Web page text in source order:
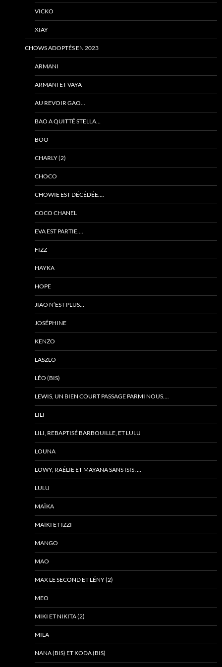
VICKO
XIAY
CHOWS ADOPTÉS EN 2023
ARMANI
ARMANI ET VAYA
AU REVOIR GAO…
BAO A QUITTÉ STELLA…
BÔO
CHARLY (2)
CHOCO
CHOWIE EST DÉCÉDÉE….
COCO CHANEL
EVA EST PARTIE….
FIZZ
HAYKA
HOPE
JIAO N’EST PLUS…
JOSÉPHINE
KENZO
LASZLO
LÉO (BIS)
LEWIS, UN BIEN COURT PASSAGE PARMI NOUS….
LILI
LILI, REBAPTISÉ BARBOUILLE, ET LULU
LOUNA
LOWY, RAÉLIE ET MAYANA SANS ISIS ….
LULU
MAÏKA
MAÏKI ET IZZI
MANGO
MAO
MAX LE SECOND ET LÉNY (2)
MEO
MIKI ET NIKITA (2)
MILA
NANA (BIS) ET KODA (BIS)